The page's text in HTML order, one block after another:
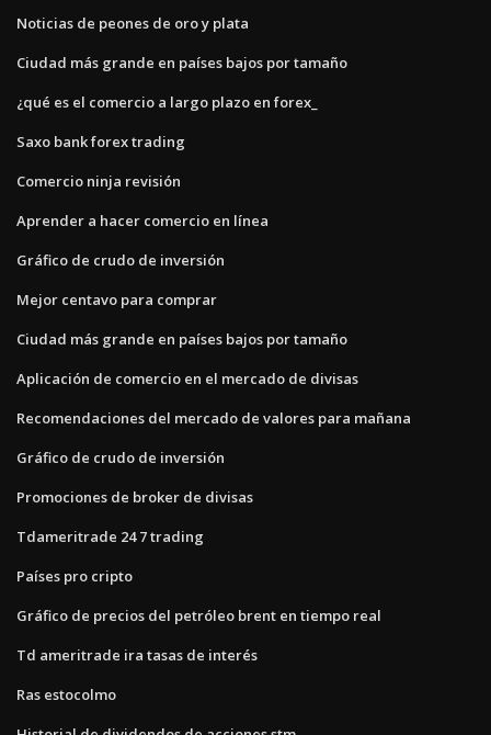
Noticias de peones de oro y plata
Ciudad más grande en países bajos por tamaño
¿qué es el comercio a largo plazo en forex_
Saxo bank forex trading
Comercio ninja revisión
Aprender a hacer comercio en línea
Gráfico de crudo de inversión
Mejor centavo para comprar
Ciudad más grande en países bajos por tamaño
Aplicación de comercio en el mercado de divisas
Recomendaciones del mercado de valores para mañana
Gráfico de crudo de inversión
Promociones de broker de divisas
Tdameritrade 24 7 trading
Países pro cripto
Gráfico de precios del petróleo brent en tiempo real
Td ameritrade ira tasas de interés
Ras estocolmo